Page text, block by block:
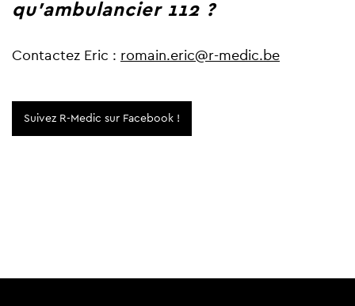
qu'ambulancier 112 ?
Contactez Eric : romain.eric@r-medic.be
Suivez R-Medic sur Facebook !